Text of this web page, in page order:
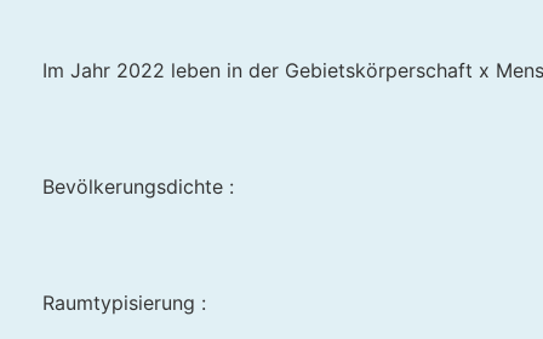
Im Jahr 2022 leben in der Gebietskörperschaft x
Bevölkerungsdichte :
Raumtypisierung :